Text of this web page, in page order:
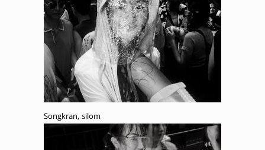
Songkran, silom